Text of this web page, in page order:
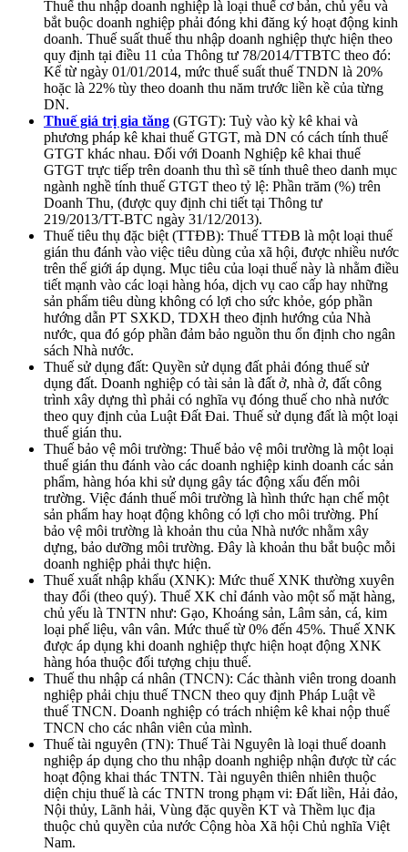
Thuế thu nhập doanh nghiệp là loại thuế cơ bản, chủ yếu và
bắt buộc doanh nghiệp phải đóng khi đăng ký hoạt động kinh
doanh. Thuế suất thuế thu nhập doanh nghiệp thực hiện theo
quy định tại điều 11 của Thông tư 78/2014/TTBTC theo đó:
Kể từ ngày 01/01/2014, mức thuế suất thuế TNDN là 20%
hoặc là 22% tùy theo doanh thu năm trước liền kề của từng
DN.
Thuế giá trị gia tăng (GTGT): Tuỳ vào kỳ kê khai và
phương pháp kê khai thuế GTGT, mà DN có cách tính thuế
GTGT khác nhau. Đối với Doanh Nghiệp kê khai thuế
GTGT trực tiếp trên doanh thu thì sẽ tính thuê theo danh mục
ngành nghề tính thuế GTGT theo tỷ lệ: Phần trăm (%) trên
Doanh Thu, (được quy định chi tiết tại Thông tư
219/2013/TT-BTC ngày 31/12/2013).
Thuế tiêu thụ đặc biệt (TTĐB): Thuế TTĐB là một loại thuế
gián thu đánh vào việc tiêu dùng của xã hội, được nhiều nước
trên thế giới áp dụng. Mục tiêu của loại thuế này là nhằm điều
tiết mạnh vào các loại hàng hóa, dịch vụ cao cấp hay những
sản phẩm tiêu dùng không có lợi cho sức khỏe, góp phần
hướng dẫn PT SXKD, TDXH theo định hướng của Nhà
nước, qua đó góp phần đảm bảo nguồn thu ổn định cho ngân
sách Nhà nước.
Thuế sử dụng đất: Quyền sử dụng đất phải đóng thuế sử
dụng đất. Doanh nghiệp có tài sản là đất ở, nhà ở, đất công
trình xây dựng thì phải có nghĩa vụ đóng thuế cho nhà nước
theo quy định của Luật Đất Đai. Thuế sử dụng đất là một loại
thuế gián thu.
Thuế bảo vệ môi trường: Thuế bảo vệ môi trường là một loại
thuế gián thu đánh vào các doanh nghiệp kinh doanh các sản
phẩm, hàng hóa khi sử dụng gây tác động xấu đến môi
trường. Việc đánh thuế môi trường là hình thức hạn chế một
sản phẩm hay hoạt động không có lợi cho môi trường. Phí
bảo vệ môi trường là khoản thu của Nhà nước nhằm xây
dựng, bảo dưỡng môi trường. Đây là khoản thu bắt buộc mỗi
doanh nghiệp phải thực hiện.
Thuế xuất nhập khẩu (XNK): Mức thuế XNK thường xuyên
thay đổi (theo quý). Thuế XK chỉ đánh vào một số mặt hàng,
chủ yếu là TNTN như: Gạo, Khoáng sản, Lâm sản, cá, kim
loại phế liệu, vân vân. Mức thuế từ 0% đến 45%. Thuế XNK
được áp dụng khi doanh nghiệp thực hiện hoạt động XNK
hàng hóa thuộc đối tượng chịu thuế.
Thuế thu nhập cá nhân (TNCN): Các thành viên trong doanh
nghiệp phải chịu thuế TNCN theo quy định Pháp Luật về
thuế TNCN. Doanh nghiệp có trách nhiệm kê khai nộp thuế
TNCN cho các nhân viên của mình.
Thuế tài nguyên (TN): Thuế Tài Nguyên là loại thuế doanh
nghiệp áp dụng cho thu nhập doanh nghiệp nhận được từ các
hoạt động khai thác TNTN. Tài nguyên thiên nhiên thuộc
diện chịu thuế là các TNTN trong phạm vi: Đất liền, Hải đảo,
Nội thủy, Lãnh hải, Vùng đặc quyền KT và Thềm lục địa
thuộc chủ quyền của nước Cộng hòa Xã hội Chủ nghĩa Việt
Nam.